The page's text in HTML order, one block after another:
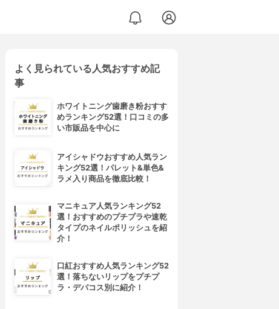
よく見られている人気おすすめ記
事
ホワイトニング歯磨き粉おすす
めランキング52選！口コミの多
い市販品を中心に
アイシャドウおすすめ人気ラン
キング52選！パレット&単色&
ラメ入り商品を徹底比較！
マニキュア人気ランキング52
選！おすすめのプチプラや速乾
タイプのネイルポリッシュを紹
介！
口紅おすすめ人気ランキング52
選！落ちないリップをプチプ
ラ・デパコス別に紹介！